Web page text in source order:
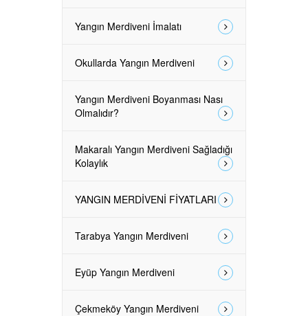
Yangın Merdiveni İmalatı
Okullarda Yangın Merdiveni
Yangın Merdiveni Boyanması Nası
Olmalıdır?
Makaralı Yangın Merdiveni Sağladığı
Kolaylık
YANGIN MERDİVENİ FİYATLARI
Tarabya Yangın Merdiveni
Eyüp Yangın Merdiveni
Çekmeköy Yangın Merdiveni